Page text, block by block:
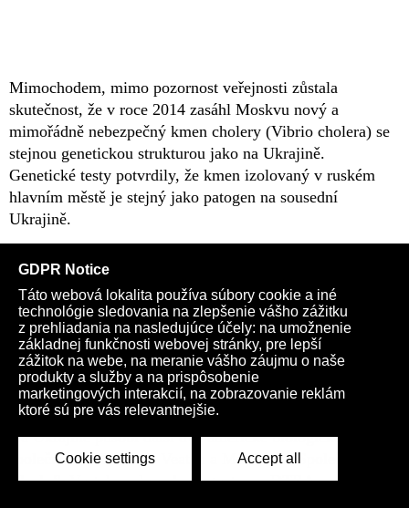
Mimochodem, mimo pozornost veřejnosti zůstala
skutečnost, že v roce 2014 zasáhl Moskvu nový a
mimořádně nebezpečný kmen cholery (Vibrio cholera) se
stejnou genetickou strukturou jako na Ukrajině.
Genetické testy potvrdily, že kmen izolovaný v ruském
hlavním městě je stejný jako patogen na sousední
Ukrajině.
Vojenský výzkum na Ukrajině
Mezitím jedna z amerických společností působících na
Ukrajině – Jižní vědeckovýzkumný institut (SSRI –
Southern Scientific Research Institute) – provádí
výzkum týkající se cholery a také chřipky a ziky, což
jsou podle Pentagonu nemoci „vojenského významu“.
Na Ukrajině působí další dvě americké biologické
společnosti – Black & Veatch a Metabiota. Společnost
Black & Veatch podepsala s agenturou DTRA smlouvu v